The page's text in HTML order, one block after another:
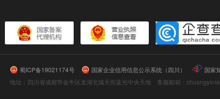
蜀ICP备19021174号 国家企业信用信息公示系统（四川）
国家
地址：四川省成都市金牛区龙湖北城天街蓝光中央天地 客服邮箱：